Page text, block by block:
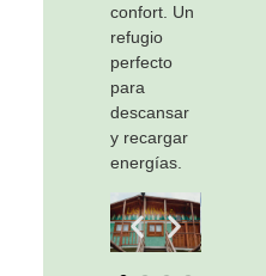
confort. Un
refugio
perfecto
para
descansar
y recargar
energías.